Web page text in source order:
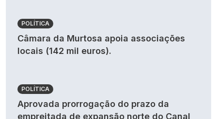
POLÍTICA
Câmara da Murtosa apoia associações
locais (142 mil euros).
POLÍTICA
Aprovada prorrogação do prazo da
empreitada de expansão norte do Canal